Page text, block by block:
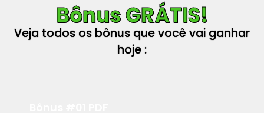
Bônus GRÁTIS!
Veja todos os bônus que você vai ganhar
hoje :